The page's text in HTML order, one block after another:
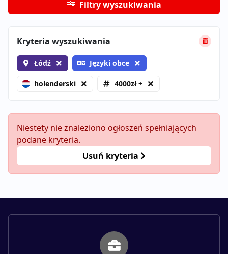
Filtry wyszukiwania
Kryteria wyszukiwania
Łódź Języki obce
holenderski 4000zł +
Niestety nie znaleziono ogłoszeń spełniających
podane kryteria.
Usuń kryteria